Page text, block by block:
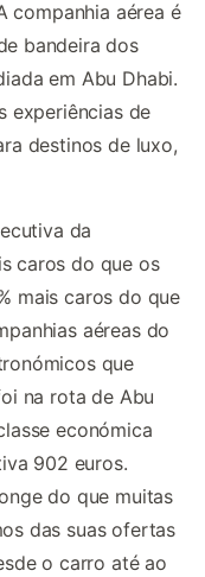
companhia aérea é
bandeira dos
em Abu Dhabi.
experiências de
destinos de luxo,
da
caros do que os
mais caros do que
aéreas do
que
na rota de Abu
económica
902 euros.
do que muitas
das suas ofertas
o carro até ao